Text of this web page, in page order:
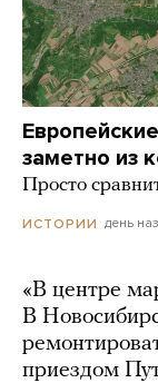
заметно из
Просто
ИСТОРИИ день
«В центре
В
приездом